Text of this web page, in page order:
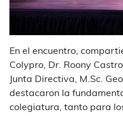
En el encuentro,
Colypro, Dr. Roony
Junta Directiva, M.Sc.
destacaron la
colegiatura, tanto para